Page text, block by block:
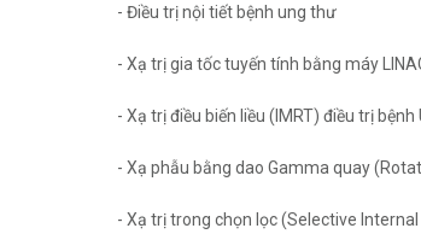
- Điều trị nội tiết bệnh ung thư
- Xạ trị gia tốc tuyến tính bằng máy
- Xạ trị điều biến liều (IMRT) điều trị
- Xạ phẫu bằng dao Gamma quay
- Xạ trị trong chọn lọc (Selective